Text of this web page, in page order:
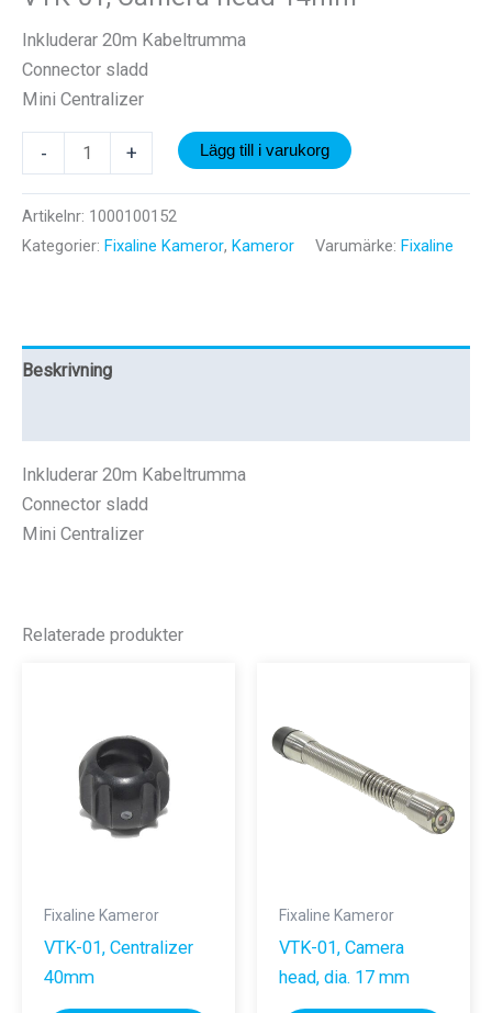
Inkluderar 20m Kabeltrumma
Connector sladd
Mini Centralizer
-
01,
Camera
head
+ Lägg till i varukorg
Artikelnr: 1000100152
Kategorier: Fixaline Kameror, Kameror Varumärke: Fixaline
Beskrivning
Inkluderar 20m Kabeltrumma
Connector sladd
Mini Centralizer
Relaterade produkter
Fixaline Kameror
VTK-01, Centralizer
40mm
Fixaline Kameror
VTK-01, Camera
head, dia. 17 mm